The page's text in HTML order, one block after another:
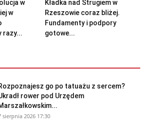
w
w
razy...
Kładka nad Strugiem w
Rzeszowie coraz bliżej.
Fundamenty i podpory
gotowe...
go po tatuażu z sercem?
rower pod Urzędem
sierpnia 2026 17:30